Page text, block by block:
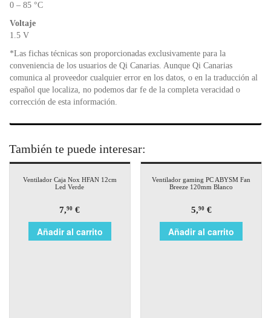
0 – 85 °C
Voltaje
1.5 V
*Las fichas técnicas son proporcionadas exclusivamente para la
conveniencia de los usuarios de Qi Canarias. Aunque Qi Canarias
comunica al proveedor cualquier error en los datos, o en la traducción al
español que localiza, no podemos dar fe de la completa veracidad o
corrección de esta información.
También te puede interesar:
Ventilador Caja Nox HFAN 12cm
Led Verde
7,90 €
Añadir al carrito
Ventilador gaming PC ABYSM Fan
Breeze 120mm Blanco
5,90€
Añadir al carrito